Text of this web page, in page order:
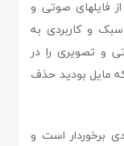
فایلهای صوتی و
و کاربردی به
و تصویری را در
مایل بودید حذف
برخوردار است و